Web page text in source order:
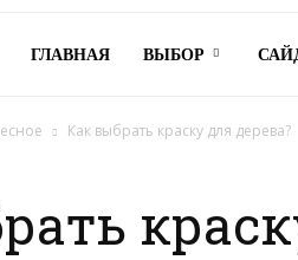
ГЛАВНАЯ ВЫБОР
Как выбрать краску для дерева?